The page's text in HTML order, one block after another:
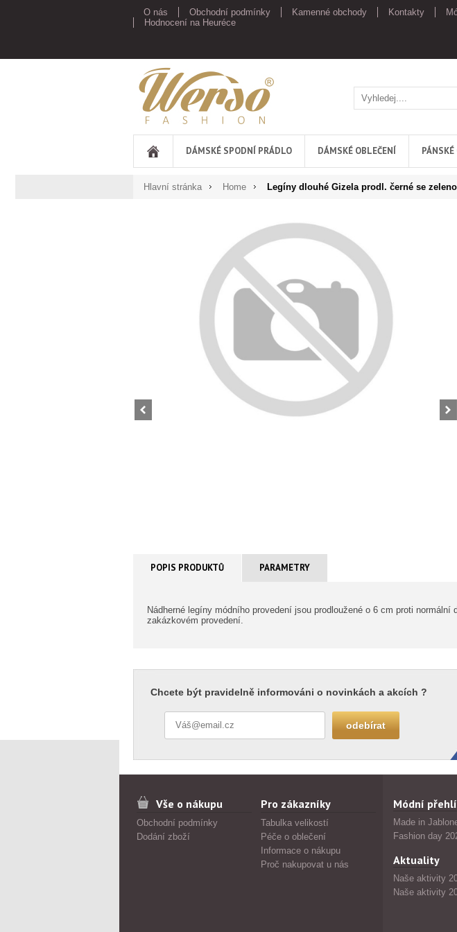
O nás Obchodní podmínky Kamenné obchody Kontakty
Hodnocení na Heuréce
Werso
DÁMSKÉ SPODNÍ PRÁDLO DÁMSKÉ OBLEČENÍ PÁNSKÉ
Hlavní stránka Home Legíny dlouhé Gizela prodl. černé se
POPIS PRODUKTŮ PARAMETRY
Nádherné legíny módního provedení jsou prodloužené o 6 cm proti
zakázkovém provedení.
Chcete být pravidelně informováni o novinkách a akcích ?
Vše o nákupu
Obchodní podmínky
Dodání zboží
Pro zákazníky
Tabulka velikostí
Péče o oblečení
Informace o nákupu
Proč nakupovat u nás
Módní
Made in
Fashion day
Aktuality
Naše aktivity
Naše aktivity